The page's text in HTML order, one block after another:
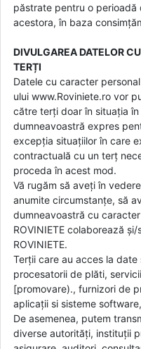
păstrate pentru o perioadă
acestora, în baza
DIVULGAREA DATELOR
TERȚI
Datele cu caracter
ului www.Roviniete.ro vor
către terți doar în situația
dumneavoastră expres
excepția situațiilor în care
contractuală cu un terț
proceda în acest mod.
Vă rugăm să aveți în
anumite circumstanțe, să
dumneavoastră cu
ROVINIETE colaborează
ROVINIETE.
Terții care au acces la
procesatorii de plăti,
[promovare)., furnizori de
aplicații si sisteme
De asemenea, putem
diverse autorități, instituții